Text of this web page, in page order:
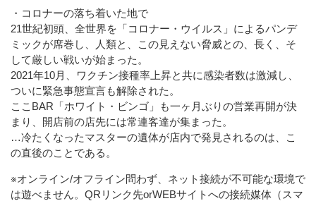
・コロナーの落ち着いた地で
21世紀初頭、全世界を「コロナー・ウイルス」によるパンデ
ミックが席巻し、人類と、この見えない脅威との、長く、そ
して厳しい戦いが始まった。
2021年10月、ワクチン接種率上昇と共に感染者数は激減し、
ついに緊急事態宣言も解除された。
ここBAR「ホワイト・ビンゴ」も一ヶ月ぶりの営業再開が決
まり、開店前の店先には常連客達が集まった。
…冷たくなったマスターの遺体が店内で発見されるのは、こ
の直後のことである。
※オンライン/オフライン問わず、ネット接続が不可能な環境で
は遊べません。QRリンク先orWEBサイトへの接続媒体（スマ